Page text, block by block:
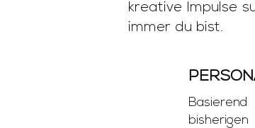
kreative Impulse
immer du bist.